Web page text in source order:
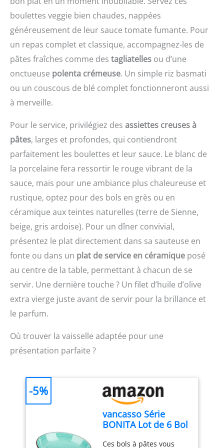
des accessoires pour
mixer, fouetter, râper et
pétrir la pâte. Il
comprend également 3
récipients d'une capacité
de 600 ml, 860 ml et 1
500 ml.
en-1: Le mélangeur à
main a des fonctions 6-
en-un, qui peuvent être
utilisées de différentes
manières. Elle est
équipée d'un bol
mélangeur et peut être
utilisée pour mélanger la
viande et les légumes. Le
purée, etc., et le
mélangeur peut être
utilisé pour mélanger les
blancs d'œufs Fonction
de turbocompression: le
baton de cuisson a une
fonction de
suralimentation, qui peut
améliorer la vitesse
éclaboussures, vous
permettant de préparer
les ingrédients plus
rapidement Conception
antidérapante: La
poignée de la machine
de cuisson portative
vous permet d'éviter de
par immersion peut
réduire les
éclaboussures et les
débordements de
nourriture Facile à
nettoyer: Les pièces de
mélange de la machine
boulettes veggie bien chaudes, nappées
généreusement de leur sauce tomate fumante. Pour
un repas complet et classique, accompagnez-les de
pâtes fraîches comme des tagliatelles ou d’une
onctueuse polenta crémeuse. Un simple riz basmati
ou un couscous de blé complet fonctionneront aussi
à merveille.
Pour le service, privilégiez des assiettes creuses à
pâtes, larges et profondes, qui contiendront
parfaitement les boulettes et leur sauce. Le blanc de
la porcelaine fera ressortir le rouge vibrant de la
sauce, mais pour une ambiance plus chaleureuse et
rustique, optez pour des bols en grès ou en
céramique aux teintes naturelles (terre de Sienne,
beige, gris ardoise). Pour un dîner convivial,
présentez le plat directement dans sa sauteuse en
fonte ou dans un plat de service en céramique posé
au centre de la table, permettant à chacun de se
servir. Une dernière touche ? Un filet d’huile d’olive
extra vierge juste avant de servir pour la brillance et
le parfum.
Où trouver la vaisselle adaptée pour une
présentation parfaite ?
vancasso Série
BONITA Lot de 6 Bol
38oz Bols Service,
Ces bols à pâtes vous
-5%